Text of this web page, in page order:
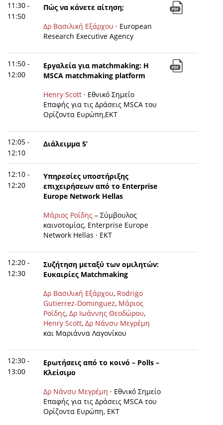
11:30 -
11:50
Πώς να κάνετε αίτηση;
Δρ Βασιλική Εξάρχου · European
Research Executive Agency
11:50 -
12:00
Εργαλεία για matchmaking: Η
MSCA matchmaking platform
Henry Scott · Εθνικό Σημείο
Επαφής για τις Δράσεις MSCA του
Ορίζοντα Ευρώπη,EKT
12:05 -
12:10
Διάλειμμα 5’
12:10 -
12:20
Υπηρεσίες υποστήριξης
επιχειρήσεων από το Enterprise
Europe Network Hellas
Μάριος Ροΐδης – Σύμβουλος
καινοτομίας, Enterprise Europe
Network Hellas · EKT
12:20 -
12:30
Συζήτηση μεταξύ των ομιλητών:
Ευκαιρίες Matchmaking
Δρ Βασιλική Εξάρχου, Rodrigo
Gutierrez-Dominguez, Μάριος
Ροΐδης, Δρ Ιωάννης Θεοδώρου,
Henry Scott, Δρ Νάνσυ Μεγρέμη
και Μαριάννα Λαγονίκου
12:30 -
13:00
Ερωτήσεις από το κοινό – Polls –
Κλείσιμο
Δρ Νάνσυ Μεγρέμη · Εθνικό Σημείο
Επαφής για τις Δράσεις MSCA του
Ορίζοντα Ευρώπη, EKT